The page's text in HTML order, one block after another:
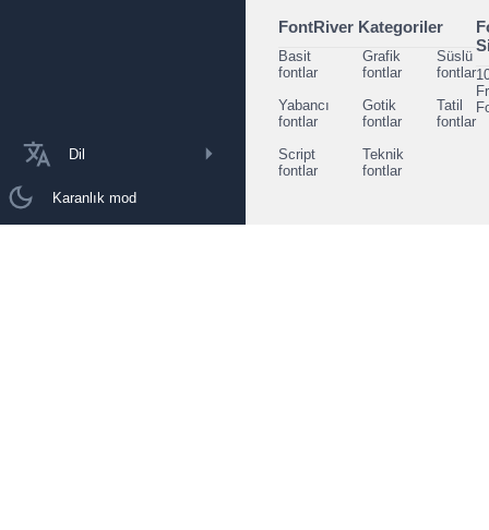
Dil
Karanlık mod
FontRiver Kategoriler
Basit
fontlar
Grafik
fontlar
Süslü
fontlar
Yabancı
fontlar
Gotik
fontlar
Tatil
fontlar
Script
fontlar
Teknik
fontlar